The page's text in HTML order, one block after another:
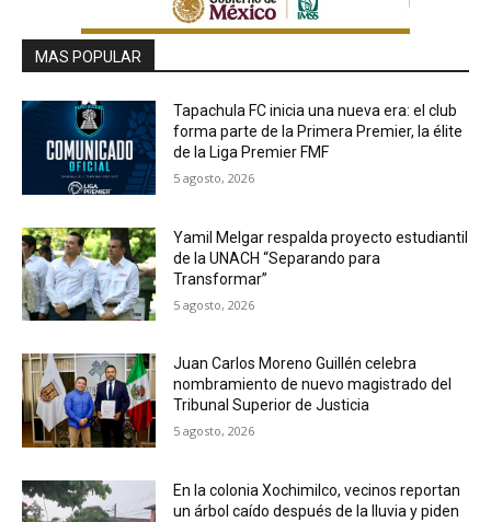
MAS POPULAR
Tapachula FC inicia una nueva era: el club
forma parte de la Primera Premier, la élite
de la Liga Premier FMF
5 agosto, 2026
Yamil Melgar respalda proyecto estudiantil
de la UNACH “Separando para
Transformar”
5 agosto, 2026
Juan Carlos Moreno Guillén celebra
nombramiento de nuevo magistrado del
Tribunal Superior de Justicia
5 agosto, 2026
En la colonia Xochimilco, vecinos reportan
un árbol caído después de la lluvia y piden